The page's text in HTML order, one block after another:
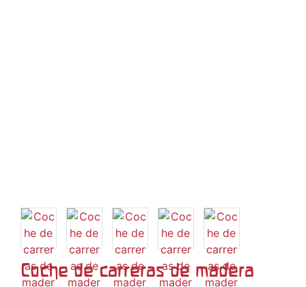
Coche de carreras de madera